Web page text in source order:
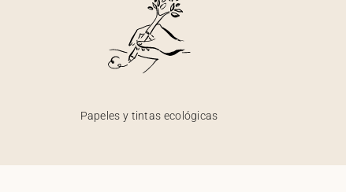
Papeles y tintas ecológicas